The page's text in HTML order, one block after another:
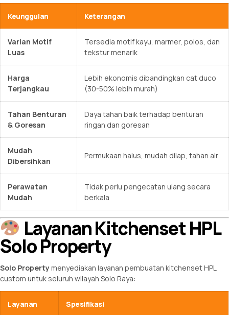
Keunggulan Keterangan
Varian Motif
Luas
Tersedia motif kayu, marmer, polos, dan
tekstur menarik
Harga
Terjangkau
Lebih ekonomis dibandingkan cat duco
(30-50% lebih murah)
Tahan Benturan
& Goresan
Daya tahan baik terhadap benturan
ringan dan goresan
Mudah
Dibersihkan
Permukaan halus, mudah dilap, tahan air
Perawatan
Mudah
Tidak perlu pengecatan ulang secara
berkala
Layanan Kitchenset HPL
Solo Property
Solo Propertymenyediakan layanan pembuatan kitchenset HPL
custom untuk seluruh wilayah Solo Raya:
Layanan Spesifikasi